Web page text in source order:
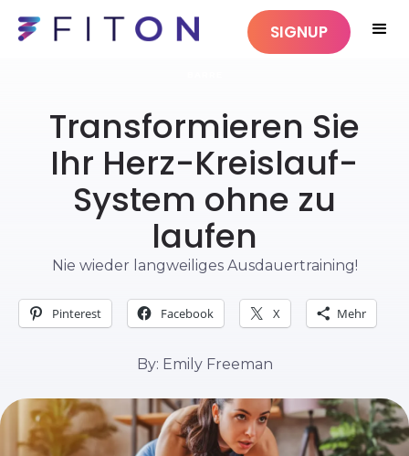
SIGNUP
Transformieren Sie
Ihr Herz-Kreislauf-
System ohne zu
laufen
Nie wieder langweiliges Ausdauertraining!
Pinterest Facebook X Mehr
By: Emily Freeman